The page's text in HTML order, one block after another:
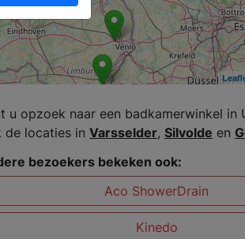
u opzoek naar een badkamerwinkel in
de locaties in Varsselder, Silvolde en
bezoekers bekeken ook:
Aco ShowerDrain
Kinedo